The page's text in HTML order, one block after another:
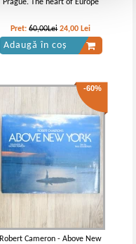
Prague. The heart of Europe
Pret:60,00Lei 24,00 Lei
Adaugă în coș
-60%
Robert Cameron - Above New